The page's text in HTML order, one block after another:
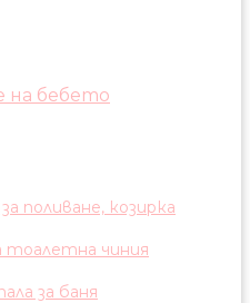
на бебето
поливане, козирка
тоалетна чиния
за баня